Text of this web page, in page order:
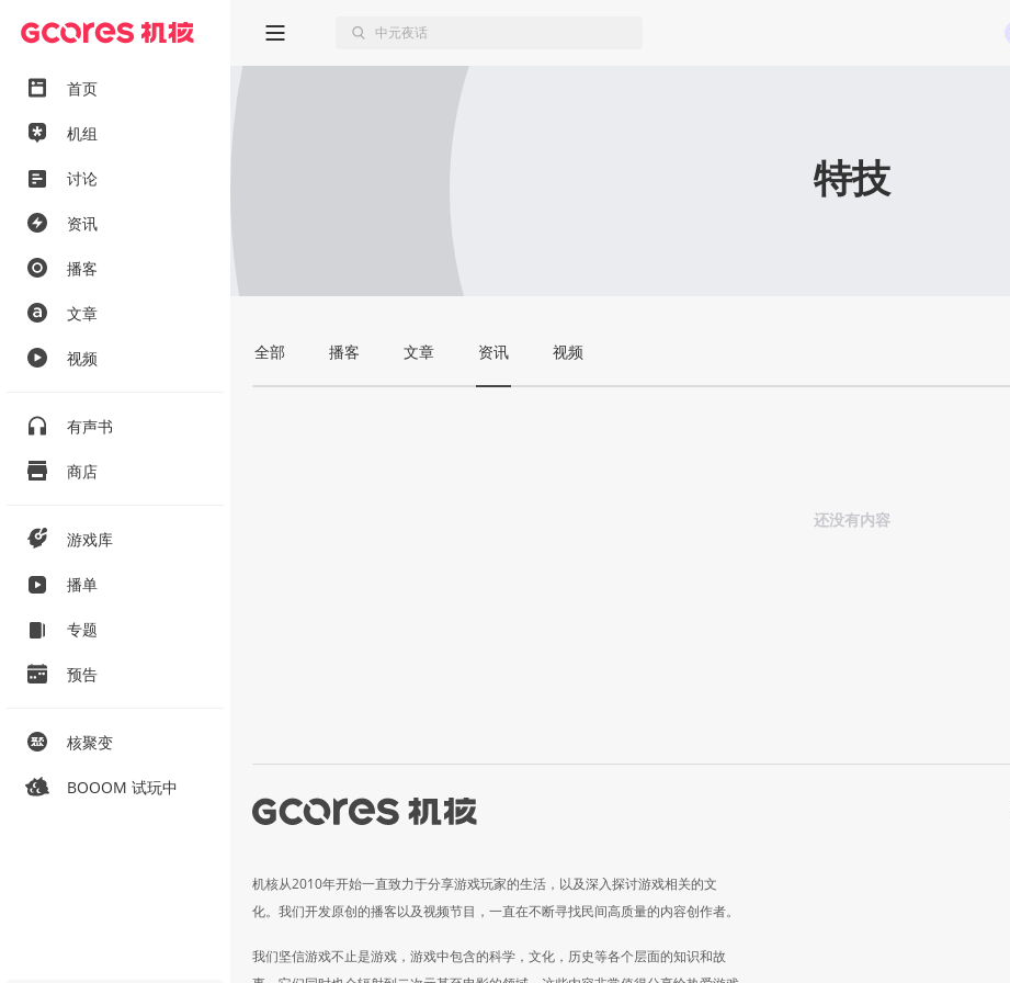
首页
机组
讨论
资讯
播客
文章
视频
有声书
商店
游戏库
播单
专题
预告
核聚变
BOOOM 试玩中
特技
全部 播客 文章 资讯 视频
还没有内容
机核从2010年开始一直致力于分享游戏玩家的生活，以及深入探讨游戏相关的文
化。我们开发原创的播客以及视频节目，一直在不断寻找民间高质量的内容创作者。
我们坚信游戏不止是游戏，游戏中包含的科学，文化，历史等各个层面的知识和故